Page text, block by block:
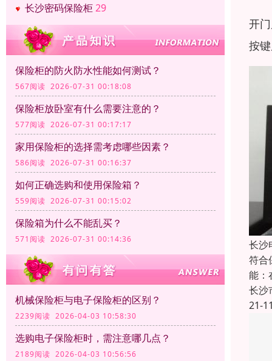
长沙密码保险柜29
保险柜的防火防水性能如何测试？
567阅读 2026-07-31 00:18:08
保险柜放卧室有什么需要注意的？
577阅读 2026-07-31 00:17:17
家用保险柜的选择需考虑哪些因素？
586阅读 2026-07-31 00:16:37
如何正确选购和使用保险箱？
559阅读 2026-07-31 00:15:02
保险箱为什么不能乱买？
571阅读 2026-07-31 00:14:36
机械保险柜与电子保险柜的区别？
2239阅读 2026-04-03 10:58:30
选购电子保险柜时，需注意哪几点？
2189阅读 2026-04-03 10:56:56
开
按
长沙
符合
能：
长沙
21-